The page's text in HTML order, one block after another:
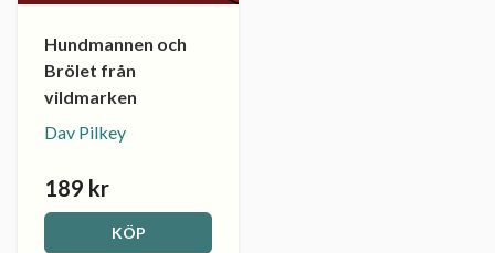
Hundmannen och
Brölet från
vildmarken
Dav Pilkey
189 kr
KÖP